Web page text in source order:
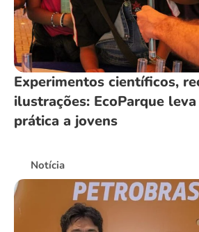
Experimentos científicos,
ilustrações: EcoParque
prática a jovens
Notícia